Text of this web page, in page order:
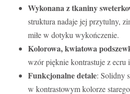
Wykonana z tkaniny
struktura nadaje jej przytulny,
miłe w dotyku wykończenie.
Kolorowa, kwiatowa
wzór pięknie kontrastuje z ecru
Funkcjonalne detale: Solidny
w kontrastowym kolorze